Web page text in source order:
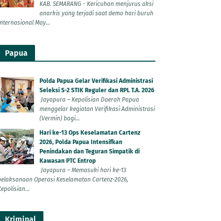
KAB. SEMARANG - Kericuhan menjurus aksi
anarkis yang terjadi saat demo hari buruh
May...
Papua
Polda Papua Gelar Verifikasi Administrasi
Seleksi S-2 STIK Reguler dan RPL T.A. 2026
Jayapura – Kepolisian Daerah Papua
menggelar kegiatan Verifikasi Administrasi
(Vermin) bagi...
Hari ke-13 Ops Keselamatan Cartenz
2026, Polda Papua Intensifkan
Penindakan dan Teguran Simpatik di
Kawasan PTC Entrop
Jayapura – Memasuki hari ke-13
Operasi Keselamatan Cartenz-2026,